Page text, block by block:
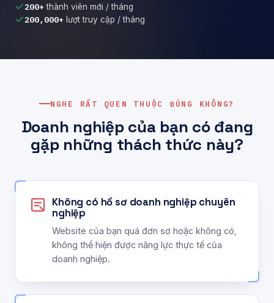
200+ thành viên mới / tháng
200,000+ lượt truy cập / tháng
NGHE RẤT QUEN THUỘC ĐÚNG KHÔNG?
Doanh nghiệp của bạn có đang
gặp những thách thức này?
Không có hồ sơ doanh nghiệp chuyên
nghiệp
Website của bạn quá đơn sơ hoặc không có,
không thể hiện được năng lực thực tế của
doanh nghiệp.